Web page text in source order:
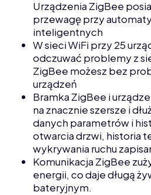
Urządzenia ZigBee
przewagę przy
inteligentnych
W sieci WiFi przy 25
odczuwać problemy z
ZigBee możesz bez
urządzeń
Bramka ZigBee i
na znacznie szersze i
danych parametrów i
otwarcia drzwi, historia
wykrywania ruchu
Komunikacja ZigBee
energii, co daje długą
bateryjnym.